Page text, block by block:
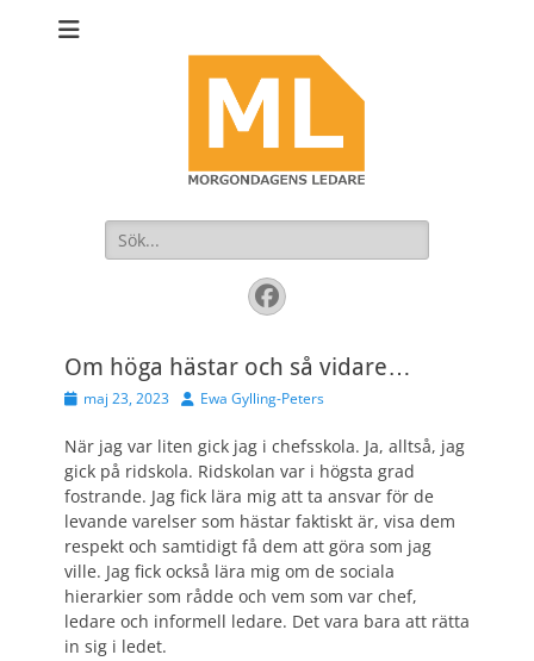
Sök
efter:
Facebook
Om höga hästar och så vidare…
Publicerad
maj 23, 2023 Författare
Ewa Gylling-Peters
När jag var liten gick jag i chefsskola. Ja, alltså, jag
gick på ridskola. Ridskolan var i högsta grad
fostrande. Jag fick lära mig att ta ansvar för de
levande varelser som hästar faktiskt är, visa dem
respekt och samtidigt få dem att göra som jag
ville. Jag fick också lära mig om de sociala
hierarkier som rådde och vem som var chef,
ledare och informell ledare. Det vara bara att rätta
in sig i ledet.